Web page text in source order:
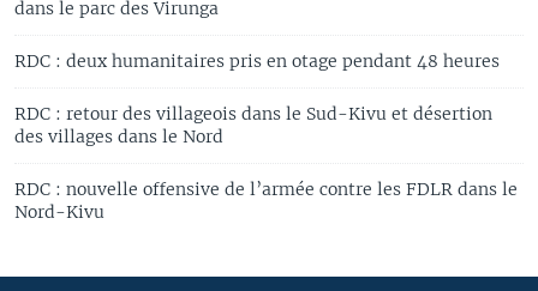
dans le parc des Virunga
RDC : deux humanitaires pris en otage pendant 48 heures
RDC : retour des villageois dans le Sud-Kivu et désertion
des villages dans le Nord
RDC : nouvelle offensive de l’armée contre les FDLR dans le
Nord-Kivu